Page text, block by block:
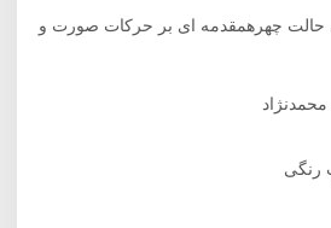
حالت چهرهمقدمه ای بر حرکات صورت و
رنگی